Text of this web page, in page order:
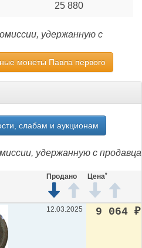
25 880
удержанную с
монеты Павла первого
слабам и аукционам
удержанную с продавца
Продано Цена*
12.03.2025 9 064 ₽